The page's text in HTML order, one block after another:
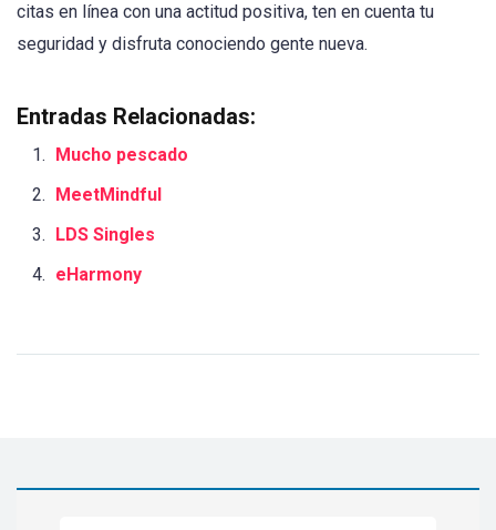
citas en línea con una actitud positiva, ten en cuenta tu
seguridad y disfruta conociendo gente nueva.
Entradas Relacionadas:
Mucho pescado
MeetMindful
LDS Singles
eHarmony